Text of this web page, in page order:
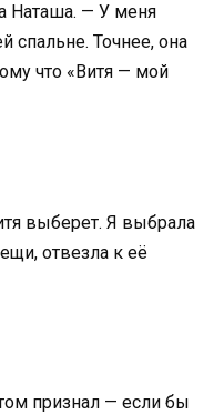
Наташа. — У меня
спальне. Точнее, она
что «Витя — мой
выберет. Я выбрала
отвезла к её
признал — если бы